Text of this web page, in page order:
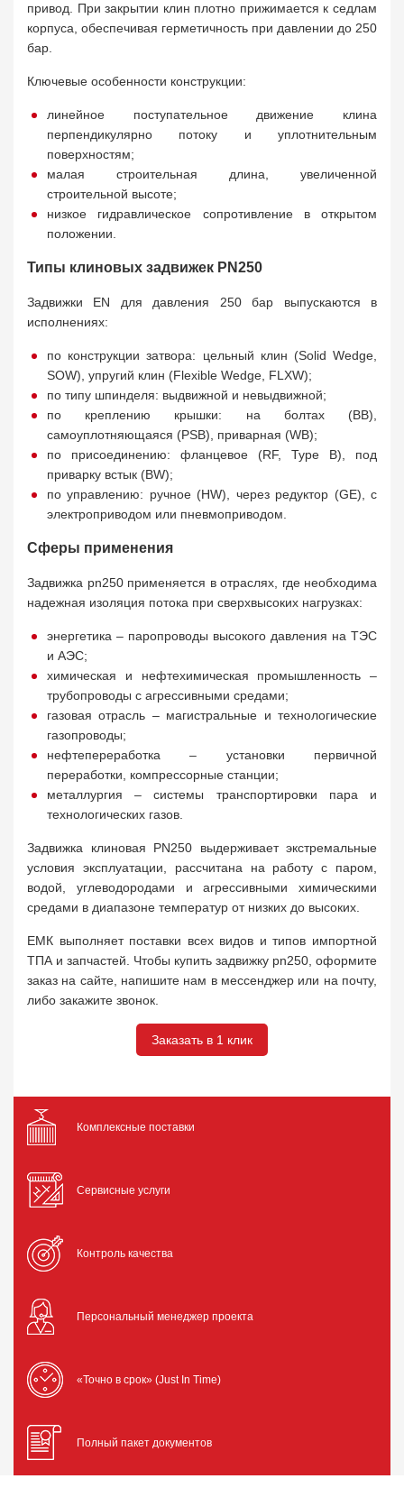
привод. При закрытии клин плотно прижимается к седлам
корпуса, обеспечивая герметичность при давлении до 250
бар.
Ключевые особенности конструкции:
линейное поступательное движение клина
перпендикулярно потоку и уплотнительным
поверхностям;
малая строительная длина, увеличенной
строительной высоте;
низкое гидравлическое сопротивление в открытом
положении.
Типы клиновых задвижек PN250
Задвижки EN для давления 250 бар выпускаются в
исполнениях:
по конструкции затвора: цельный клин (Solid Wedge,
SOW), упругий клин (Flexible Wedge, FLXW);
по типу шпинделя: выдвижной и невыдвижной;
по креплению крышки: на болтах (BB),
самоуплотняющаяся (PSB), приварная (WB);
по присоединению: фланцевое (RF, Type B), под
приварку встык (BW);
по управлению: ручное (HW), через редуктор (GE), с
электроприводом или пневмоприводом.
Сферы применения
Задвижка pn250 применяется в отраслях, где необходима
надежная изоляция потока при сверхвысоких нагрузках:
энергетика – паропроводы высокого давления на ТЭС
и АЭС;
химическая и нефтехимическая промышленность –
трубопроводы с агрессивными средами;
газовая отрасль – магистральные и технологические
газопроводы;
нефтепереработка – установки первичной
переработки, компрессорные станции;
металлургия – системы транспортировки пара и
технологических газов.
Задвижка клиновая PN250 выдерживает экстремальные
условия эксплуатации, рассчитана на работу с паром,
водой, углеводородами и агрессивными химическими
средами в диапазоне температур от низких до высоких.
ЕМК выполняет поставки всех видов и типов импортной
ТПА и запчастей. Чтобы купить задвижку pn250, оформите
заказ на сайте, напишите нам в мессенджер или на почту,
либо закажите звонок.
Заказать в 1 клик
Комплексные поставки
Сервисные услуги
Контроль качества
Персональный менеджер проекта
«Точно в срок» (Just In Time)
Полный пакет документов